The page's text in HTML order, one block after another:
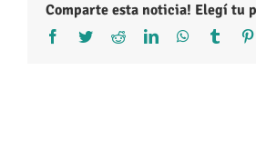
Comparte esta noticia! Elegí tu
Facebook
TwitterRedditLinkedInWhatsApp
Tumblr